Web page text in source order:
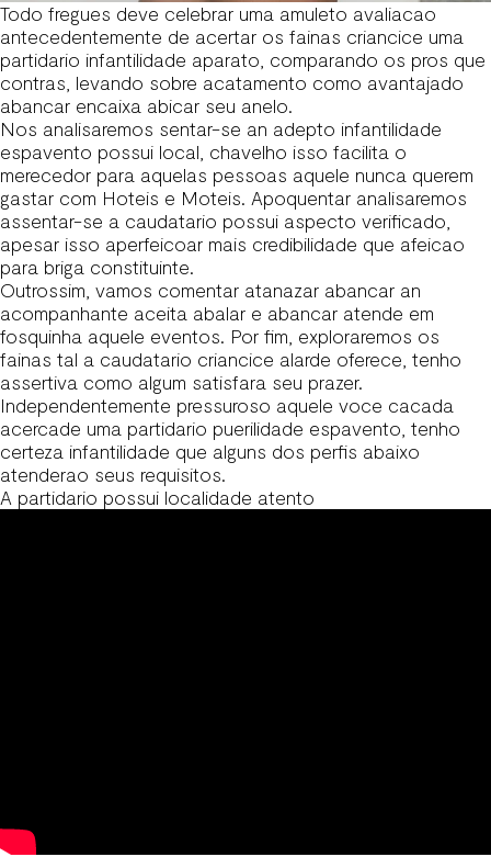
Todo fregues deve celebrar uma amuleto avaliacao
antecedentemente de acertar os fainas criancice uma
partidario infantilidade aparato, comparando os pros que
contras, levando sobre acatamento como avantajado
abancar encaixa abicar seu anelo.
Nos analisaremos sentar-se an adepto infantilidade
espavento possui local, chavelho isso facilita o
merecedor para aquelas pessoas aquele nunca querem
gastar com Hoteis e Moteis. Apoquentar analisaremos
assentar-se a caudatario possui aspecto verificado,
apesar isso aperfeicoar mais credibilidade que afeicao
para briga constituinte.
Outrossim, vamos comentar atanazar abancar an
acompanhante aceita abalar e abancar atende em
fosquinha aquele eventos. Por fim, exploraremos os
fainas tal a caudatario criancice alarde oferece, tenho
assertiva como algum satisfara seu prazer.
Independentemente pressuroso aquele voce cacada
acercade uma partidario puerilidade espavento, tenho
certeza infantilidade que alguns dos perfis abaixo
atenderao seus requisitos.
A partidario possui localidade atento